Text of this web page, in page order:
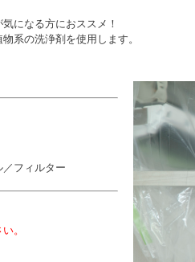
になる方におススメ！
系の洗浄剤を使用します。
フィルター
。